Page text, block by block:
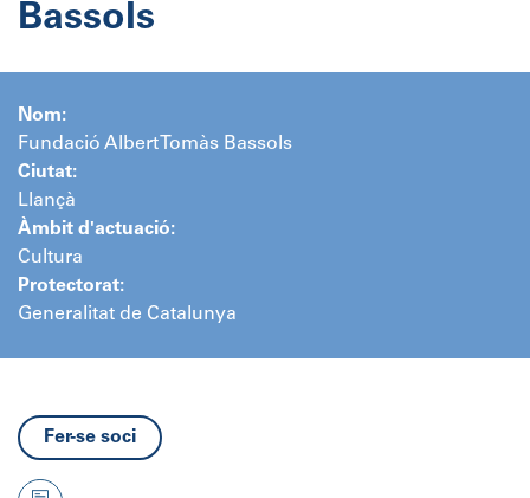
Bassols
Nom:
Fundació Albert Tomàs Bassols
Ciutat:
Llançà
Àmbit d'actuació:
Cultura
Protectorat:
Generalitat de Catalunya
Fer-se soci